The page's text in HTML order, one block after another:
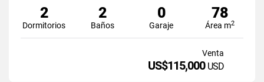
2
Dormitorios
2
Baños
0
Garaje
78
Área m2
Venta
US$115,000 USD